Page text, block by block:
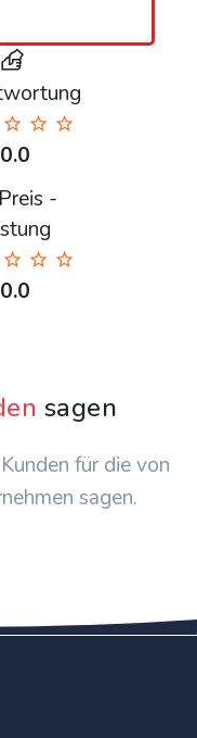
0.0
Preis -
0.0
sagen
für die von
sagen.